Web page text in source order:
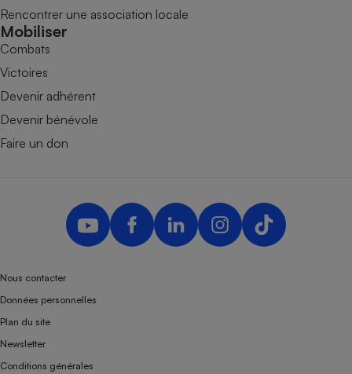
Rencontrer une association locale
Mobiliser
Combats
Victoires
Devenir adhérent
Devenir bénévole
Faire un don
Nous contacter
Données personnelles
Plan du site
Newsletter
Conditions générales